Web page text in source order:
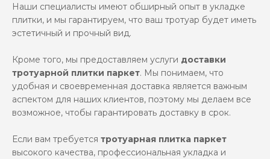
Наши специалисты имеют обширный опыт в укладке
плитки, и мы гарантируем, что ваш тротуар будет иметь
эстетичный и прочный вид.
Кроме того, мы предоставляем услуги доставки
тротуарной плитки паркет. Мы понимаем, что
удобная и своевременная доставка является важным
аспектом для наших клиентов, поэтому мы делаем все
возможное, чтобы гарантировать доставку в срок.
Если вам требуется тротуарная плитка паркет
высокого качества, профессиональная укладка и